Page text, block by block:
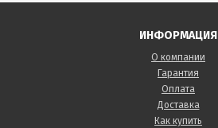
ИНФОРМАЦИЯ
О компании
Гарантия
Оплата
Доставка
Как купить